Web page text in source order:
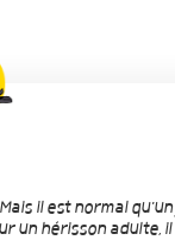
il est normal
un hérisson adulte,